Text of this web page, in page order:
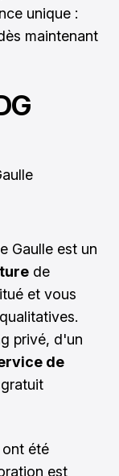
unique :
maintenant
Gaulle est un
de
et vous
privé, d'un
de
été
est